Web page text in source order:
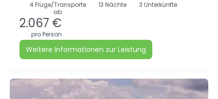
4Flüge/Transporte 13 Nächte
3 Unterkünfte
ab
2.067 €
pro Person
Weitere Informationen zur Leistung